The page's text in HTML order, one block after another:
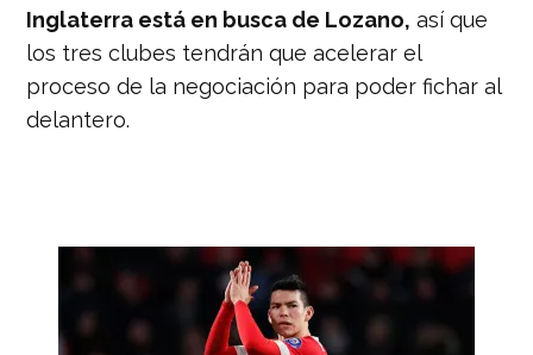
Inglaterra está en busca de Lozano, así que
los tres clubes tendrán que acelerar el
proceso de la negociación para poder fichar al
delantero.